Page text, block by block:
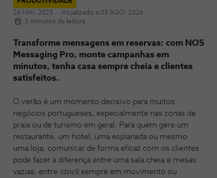
26 MAI. 2025
Atualizado a 03 AGO. 2026
5 minutos de leitura
Transforme mensagens em reservas: com NOS
Messaging Pro, monte campanhas em
minutos, tenha casa sempre cheia e clientes
satisfeitos.
O verão é um momento decisivo para muitos
negócios portugueses, especialmente nas zonas de
praia ou de turismo em geral. Para quem gere um
restaurante, um hotel, uma esplanada ou mesmo
uma loja, comunicar de forma eficaz com os clientes
pode fazer a diferença entre uma sala cheia e mesas
vazias, entre stocksempre em movimento ou